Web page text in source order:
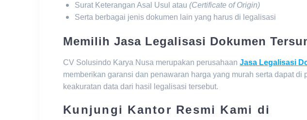
Surat Keterangan Asal Usul atau(Certificate of Origin)
Serta berbagai jenis dokumen lain yang harus di legalisasi
Memilih Jasa Legalisasi Dokumen
CV Solusindo Karya Nusa merupakan perusahaanJasa Legalisasi
memberikan garansi dan penawaran harga yang murah serta dapat
keakuratan data dari hasil legalisasi tersebut.
Kunjungi Kantor Resmi Kami di